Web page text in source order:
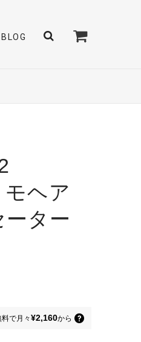
BLOG
ヘア
ター
料で月々¥2,160から